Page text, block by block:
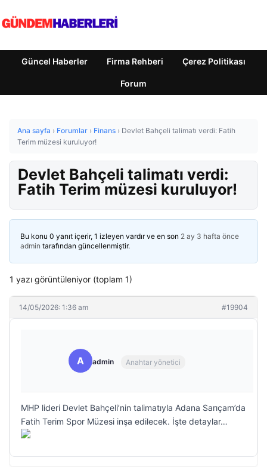
Güncel Haberler Firma Rehberi Çerez Politikası
Forum
Ana sayfa › Forumlar › Finans › Devlet Bahçeli talimatı verdi: Fatih
Terim müzesi kuruluyor!
Devlet Bahçeli talimatı verdi:
Fatih Terim müzesi kuruluyor!
Bu konu 0 yanıt içerir, 1 izleyen vardır ve en son 2 ay 3 hafta önce
admin tarafından güncellenmiştir.
1 yazı görüntüleniyor (toplam 1)
14/05/2026: 1:36 am #19904
A admin Anahtar yönetici
MHP lideri Devlet Bahçeli’nin talimatıyla Adana Sarıçam’da
Fatih Terim Spor Müzesi inşa edilecek. İşte detaylar…